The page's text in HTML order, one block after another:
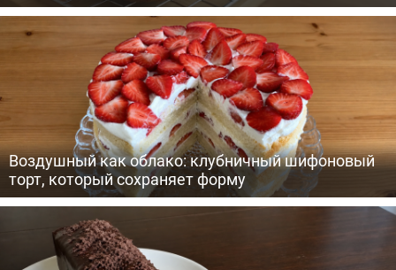
Воздушный как облако: клубничный шифоновый
торт, который сохраняет форму